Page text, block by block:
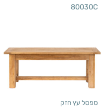
80030C
ספסל עץ חזק